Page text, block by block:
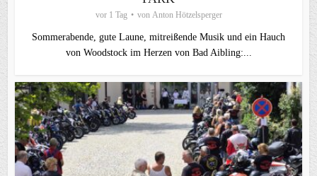
vor 1 Tag von Anton Hötzelsperger
Sommerabende, gute Laune, mitreißende Musik und ein Hauch
von Woodstock im Herzen von Bad Aibling:...